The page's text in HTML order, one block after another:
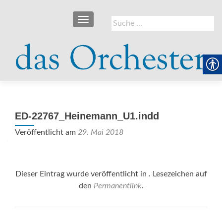
Suche
nach:
SCHALTE NAVIGATION
ED-22767_Heinemann_U1.indd
Veröffentlicht am 29. Mai 2018
Dieser Eintrag wurde veröffentlicht in . Lesezeichen auf
den Permanentlink.